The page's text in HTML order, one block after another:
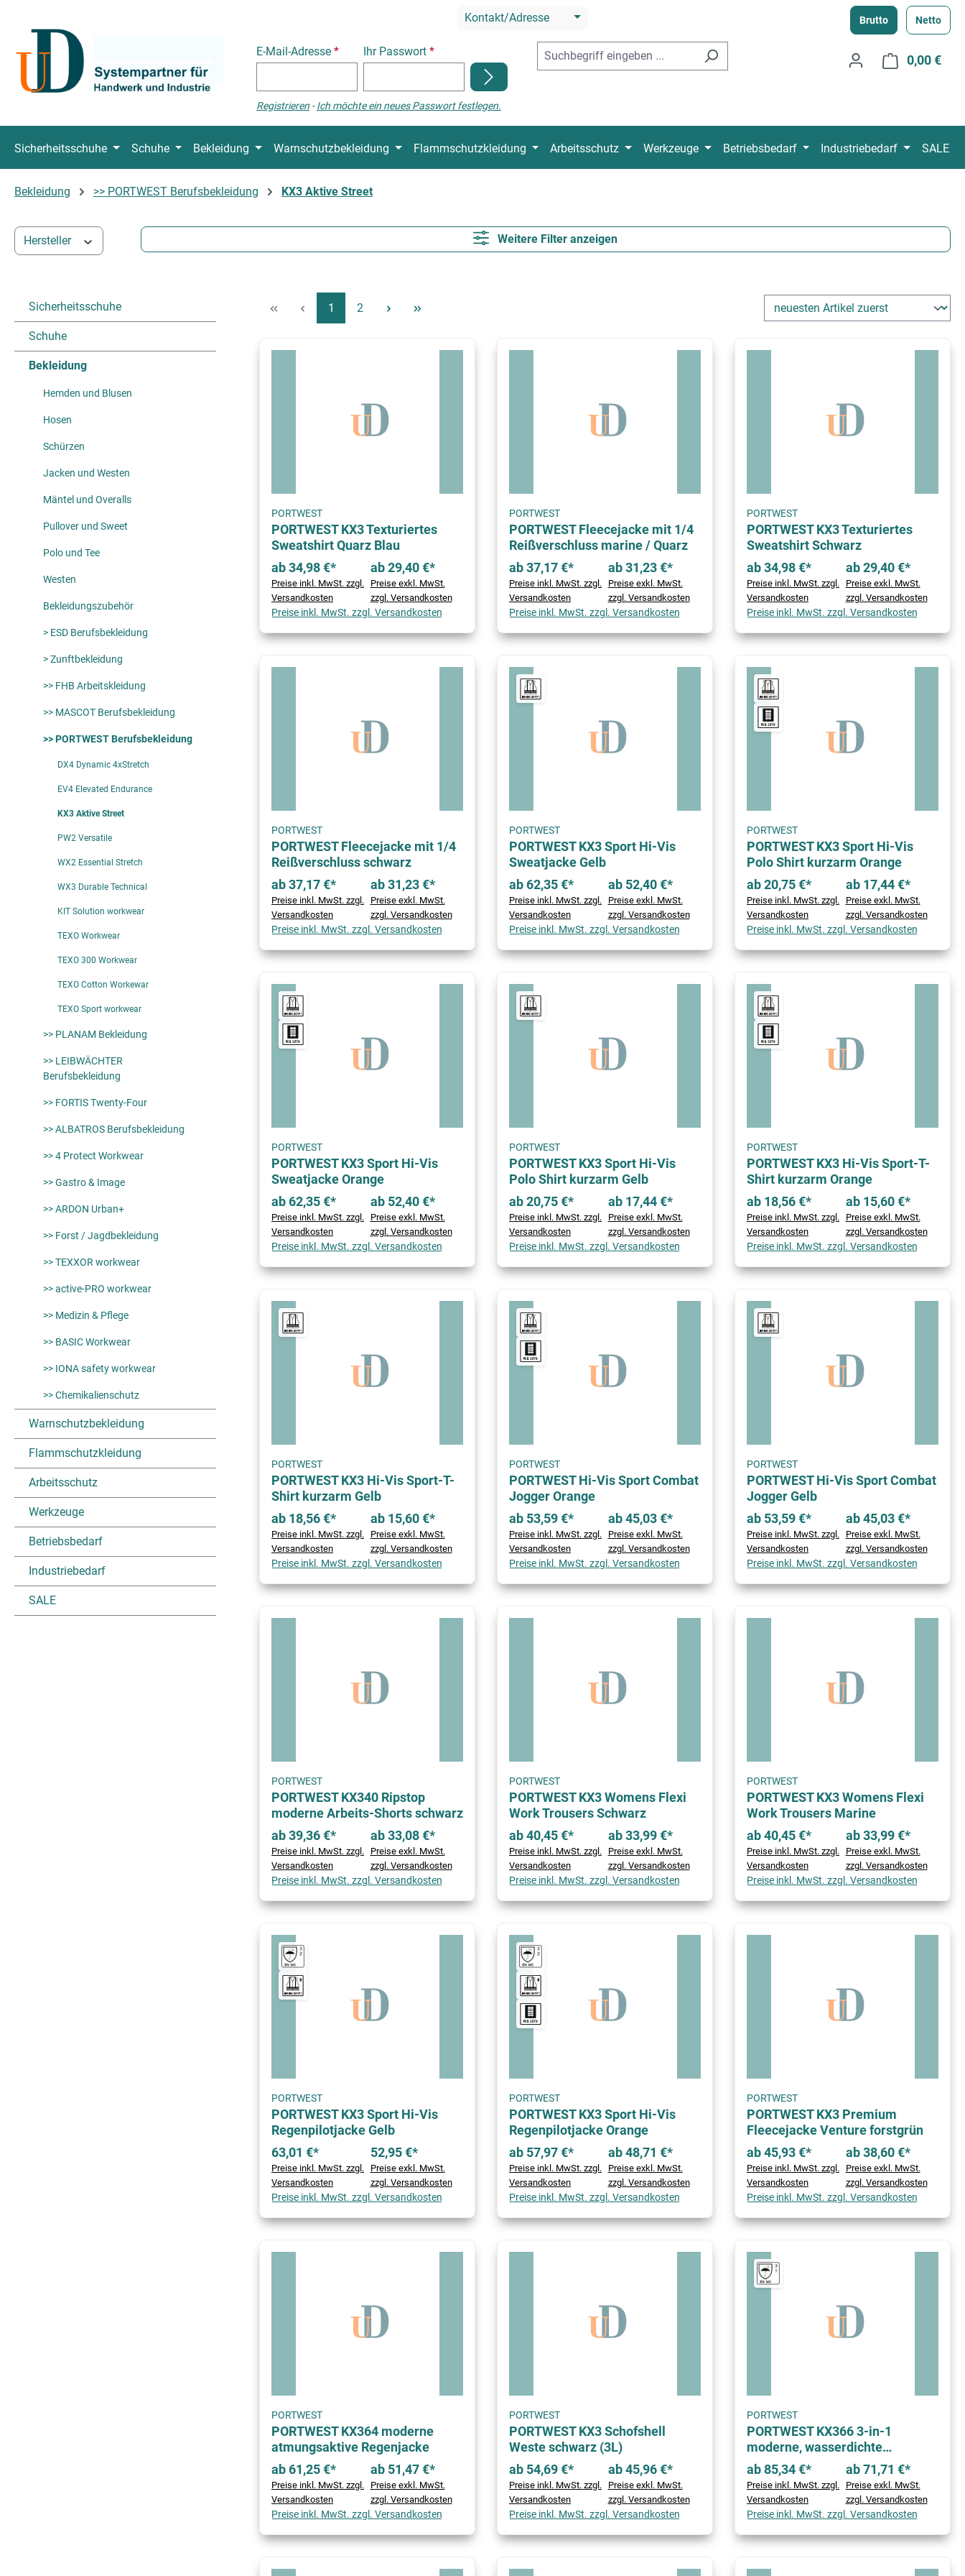
Kontakt/Adresse
E-Mail-Adresse * Ihr Passwort*
Registrieren -Ich möchte ein neues Passwort festlegen.
Brutto Netto
0,00 €
Sicherheitsschuhe Schuhe Bekleidung Warnschutzbekleidung Flammschutzkleidung Arbeitsschutz Werkzeuge Betriebsbedarf Industriebedarf SALE
Bekleidung >> PORTWEST Berufsbekleidung KX3 Aktive Street
Hersteller Weitere Filter anzeigen
Sicherheitsschuhe
Schuhe
Bekleidung
Hemden und Blusen
Hosen
Schürzen
Jacken und Westen
Mäntel und Overalls
Pullover und Sweet
Polo und Tee
Westen
Bekleidungszubehör
> ESD Berufsbekleidung
> Zunftbekleidung
>> FHB Arbeitskleidung
>> MASCOT Berufsbekleidung
>> PORTWEST Berufsbekleidung
DX4 Dynamic 4xStretch
EV4 Elevated Endurance
KX3 Aktive Street
PW2 Versatile
WX2 Essential Stretch
WX3 Durable Technical
KIT Solution workwear
TEXO Workwear
TEXO 300 Workwear
TEXO Cotton Workewar
TEXO Sport workwear
>> PLANAM Bekleidung
>> LEIBWÄCHTER
Berufsbekleidung
>> FORTIS Twenty-Four
>> ALBATROS Berufsbekleidung
>> 4 Protect Workwear
>> Gastro & Image
>> ARDON Urban+
>> Forst / Jagdbekleidung
>> TEXXOR workwear
>> active-PRO workwear
>> Medizin & Pflege
>> BASIC Workwear
>> IONA safety workwear
>> Chemikalienschutz
Warnschutzbekleidung
Flammschutzkleidung
Arbeitsschutz
Werkzeuge
Betriebsbedarf
Industriebedarf
SALE
Seite
1 Seite
2
PORTWEST
PORTWEST KX3 Texturiertes
Sweatshirt Quarz Blau
ab 34,98 €*
Preise inkl. MwSt. zzgl.
Versandkosten
ab 29,40 €*
Preise exkl. MwSt.
zzgl. Versandkosten
Preise inkl. MwSt. zzgl. Versandkosten
PORTWEST
PORTWEST Fleecejacke mit 1/4
Reißverschluss marine / Quarz
ab 37,17 €*
Preise inkl. MwSt. zzgl.
Versandkosten
ab 31,23 €*
Preise exkl. MwSt.
zzgl. Versandkosten
Preise inkl. MwSt. zzgl. Versandkosten
PORTWEST
PORTWEST KX3 Texturiertes
Sweatshirt Schwarz
ab 34,98 €*
Preise inkl. MwSt. zzgl.
Versandkosten
ab 29,40 €*
Preise exkl. MwSt.
zzgl. Versandkosten
Preise inkl. MwSt. zzgl. Versandkosten
PORTWEST
PORTWEST Fleecejacke mit 1/4
Reißverschluss schwarz
ab 37,17 €*
Preise inkl. MwSt. zzgl.
Versandkosten
ab 31,23 €*
Preise exkl. MwSt.
zzgl. Versandkosten
Preise inkl. MwSt. zzgl. Versandkosten
PORTWEST
PORTWEST KX3 Sport Hi-Vis
Sweatjacke Gelb
ab 62,35 €*
Preise inkl. MwSt. zzgl.
Versandkosten
ab 52,40 €*
Preise exkl. MwSt.
zzgl. Versandkosten
Preise inkl. MwSt. zzgl. Versandkosten
PORTWEST
PORTWEST KX3 Sport Hi-Vis
Polo Shirt kurzarm Orange
ab 20,75 €*
Preise inkl. MwSt. zzgl.
Versandkosten
ab 17,44 €*
Preise exkl. MwSt.
zzgl. Versandkosten
Preise inkl. MwSt. zzgl. Versandkosten
PORTWEST
PORTWEST KX3 Sport Hi-Vis
Sweatjacke Orange
ab 62,35 €*
Preise inkl. MwSt. zzgl.
Versandkosten
ab 52,40 €*
Preise exkl. MwSt.
zzgl. Versandkosten
Preise inkl. MwSt. zzgl. Versandkosten
PORTWEST
PORTWEST KX3 Sport Hi-Vis
Polo Shirt kurzarm Gelb
ab 20,75 €*
Preise inkl. MwSt. zzgl.
Versandkosten
ab 17,44 €*
Preise exkl. MwSt.
zzgl. Versandkosten
Preise inkl. MwSt. zzgl. Versandkosten
PORTWEST
PORTWEST KX3 Hi-Vis Sport-T-
Shirt kurzarm Orange
ab 18,56 €*
Preise inkl. MwSt. zzgl.
Versandkosten
ab 15,60 €*
Preise exkl. MwSt.
zzgl. Versandkosten
Preise inkl. MwSt. zzgl. Versandkosten
PORTWEST
PORTWEST KX3 Hi-Vis Sport-T-
Shirt kurzarm Gelb
ab 18,56 €*
Preise inkl. MwSt. zzgl.
Versandkosten
ab 15,60 €*
Preise exkl. MwSt.
zzgl. Versandkosten
Preise inkl. MwSt. zzgl. Versandkosten
PORTWEST
PORTWEST Hi-Vis Sport Combat
Jogger Orange
ab 53,59 €*
Preise inkl. MwSt. zzgl.
Versandkosten
ab 45,03 €*
Preise exkl. MwSt.
zzgl. Versandkosten
Preise inkl. MwSt. zzgl. Versandkosten
PORTWEST
PORTWEST Hi-Vis Sport Combat
Jogger Gelb
ab 53,59 €*
Preise inkl. MwSt. zzgl.
Versandkosten
ab 45,03 €*
Preise exkl. MwSt.
zzgl. Versandkosten
Preise inkl. MwSt. zzgl. Versandkosten
PORTWEST
PORTWEST KX340 Ripstop
moderne Arbeits-Shorts schwarz
ab 39,36 €*
Preise inkl. MwSt. zzgl.
Versandkosten
ab 33,08 €*
Preise exkl. MwSt.
zzgl. Versandkosten
Preise inkl. MwSt. zzgl. Versandkosten
PORTWEST
PORTWEST KX3 Womens Flexi
Work Trousers Schwarz
ab 40,45 €*
Preise inkl. MwSt. zzgl.
Versandkosten
ab 33,99 €*
Preise exkl. MwSt.
zzgl. Versandkosten
Preise inkl. MwSt. zzgl. Versandkosten
PORTWEST
PORTWEST KX3 Womens Flexi
Work Trousers Marine
ab 40,45 €*
Preise inkl. MwSt. zzgl.
Versandkosten
ab 33,99 €*
Preise exkl. MwSt.
zzgl. Versandkosten
Preise inkl. MwSt. zzgl. Versandkosten
PORTWEST
PORTWEST KX3 Sport Hi-Vis
Regenpilotjacke Gelb
63,01 €*
Preise inkl. MwSt. zzgl.
Versandkosten
52,95 €*
Preise exkl. MwSt.
zzgl. Versandkosten
Preise inkl. MwSt. zzgl. Versandkosten
PORTWEST
PORTWEST KX3 Sport Hi-Vis
Regenpilotjacke Orange
ab 57,97 €*
Preise inkl. MwSt. zzgl.
Versandkosten
ab 48,71 €*
Preise exkl. MwSt.
zzgl. Versandkosten
Preise inkl. MwSt. zzgl. Versandkosten
PORTWEST
PORTWEST KX3 Premium
Fleecejacke Venture forstgrün
ab 45,93 €*
Preise inkl. MwSt. zzgl.
Versandkosten
ab 38,60 €*
Preise exkl. MwSt.
zzgl. Versandkosten
Preise inkl. MwSt. zzgl. Versandkosten
PORTWEST
PORTWEST KX364 moderne
atmungsaktive Regenjacke
ab 61,25 €*
Preise inkl. MwSt. zzgl.
Versandkosten
ab 51,47 €*
Preise exkl. MwSt.
zzgl. Versandkosten
Preise inkl. MwSt. zzgl. Versandkosten
PORTWEST
PORTWEST KX3 Schofshell
Weste schwarz (3L)
ab 54,69 €*
Preise inkl. MwSt. zzgl.
Versandkosten
ab 45,96 €*
Preise exkl. MwSt.
zzgl. Versandkosten
Preise inkl. MwSt. zzgl. Versandkosten
PORTWEST
PORTWEST KX366 3-in-1
moderne, wasserdichte
Lagenjacke
ab 85,34 €*
Preise inkl. MwSt. zzgl.
Versandkosten
ab 71,71 €*
Preise exkl. MwSt.
zzgl. Versandkosten
Preise inkl. MwSt. zzgl. Versandkosten